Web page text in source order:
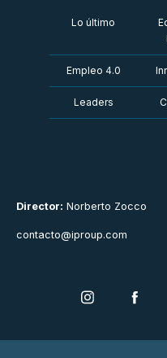
Director: Norberto Zocco
contacto@iproup.com
Lo último
Empleo 4.0
Leaders